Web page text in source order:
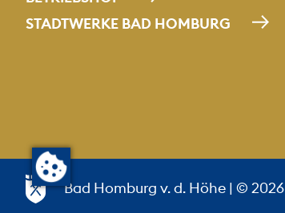
STADTWERKE BAD HOMBURG
Bad Homburg v. d. Höhe | © 2026